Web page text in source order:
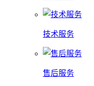
技术服务
售后服务